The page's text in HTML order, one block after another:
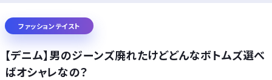
ファッションテイスト
【デニム】男のジーンズ廃れたけどどんなボトムズ選べ
ばオシャレなの？